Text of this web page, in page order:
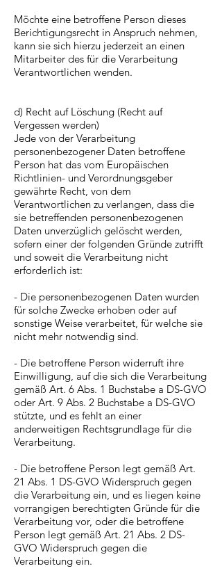
Möchte eine betroffene Person dieses
Berichtigungsrecht in Anspruch nehmen,
kann sie sich hierzu jederzeit an einen
Mitarbeiter des für die Verarbeitung
Verantwortlichen wenden.
d) Recht auf Löschung (Recht auf
Vergessen werden)
Jede von der Verarbeitung
personenbezogener Daten betroffene
Person hat das vom Europäischen
Richtlinien- und Verordnungsgeber
gewährte Recht, von dem
Verantwortlichen zu verlangen, dass die
sie betreffenden personenbezogenen
Daten unverzüglich gelöscht werden,
sofern einer der folgenden Gründe zutrifft
und soweit die Verarbeitung nicht
erforderlich ist:
- Die personenbezogenen Daten wurden
für solche Zwecke erhoben oder auf
sonstige Weise verarbeitet, für welche sie
nicht mehr notwendig sind.
- Die betroffene Person widerruft ihre
Einwilligung, auf die sich die Verarbeitung
gemäß Art. 6 Abs. 1 Buchstabe a DS-GVO
oder Art. 9 Abs. 2 Buchstabe a DS-GVO
stützte, und es fehlt an einer
anderweitigen Rechtsgrundlage für die
Verarbeitung.
- Die betroffene Person legt gemäß Art.
21 Abs. 1 DS-GVO Widerspruch gegen
die Verarbeitung ein, und es liegen keine
vorrangigen berechtigten Gründe für die
Verarbeitung vor, oder die betroffene
Person legt gemäß Art. 21 Abs. 2 DS-
GVO Widerspruch gegen die
Verarbeitung ein.